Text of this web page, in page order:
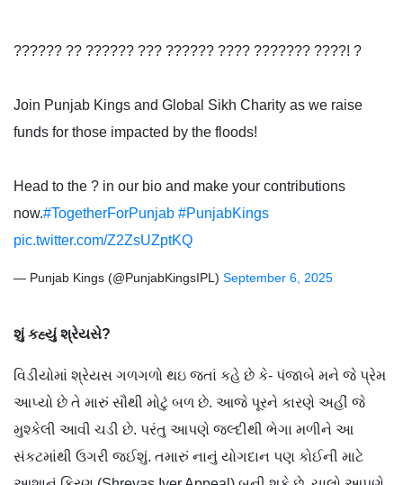
?????? ?? ?????? ??? ?????? ???? ??????? ????! ?
Join Punjab Kings and Global Sikh Charity as we raise
funds for those impacted by the floods!
Head to the ? in our bio and make your contributions
now.#TogetherForPunjab #PunjabKings
pic.twitter.com/Z2ZsUZptKQ
— Punjab Kings (@PunjabKingsIPL) September 6, 2025
શું કહ્યું શ્રેયસે?
વિડીયોમાં શ્રેયસ ગળગળો થઇ જતાં કહે છે કે- પંજાબે મને જે પ્રેમ
આપ્યો છે તે મારું સૌથી મોટું બળ છે. આજે પૂરને કારણે અહીં જે
મુશ્કેલી આવી ચડી છે. પરંતુ આપણે જલ્દીથી ભેગા મળીને આ
સંકટમાંથી ઉગરી જઈશું. તમારું નાનું યોગદાન પણ કોઈની માટે